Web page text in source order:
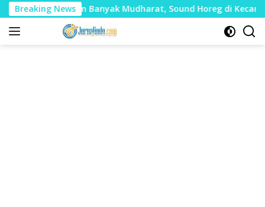
Langsung
ke
konten
Breaking News
Timbulkan Banyak Mudharat, Sound Horeg di Kecamatan